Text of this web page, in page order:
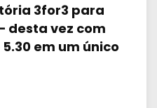
3for3 para
desta vez com
em um único